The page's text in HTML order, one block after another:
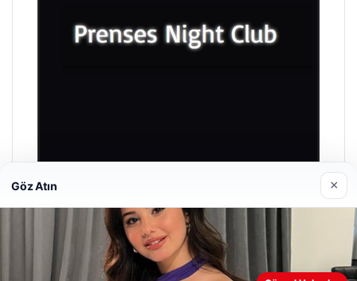
Prenses Night Club
Nisan 29, 2026
Göz Atın ×